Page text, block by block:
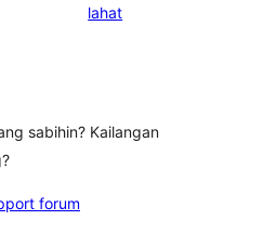
lahatng
sabihin? Kailangan
forum